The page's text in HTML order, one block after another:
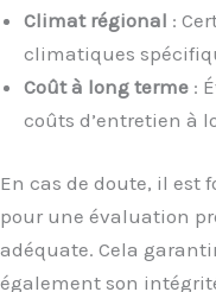
Climat régional :
climatiques
Coût à long terme:
coûts d’entretien à
En cas de doute, il est
pour une évaluation
adéquate. Cela
également son